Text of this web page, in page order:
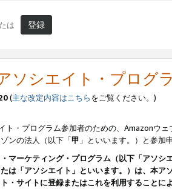
は 登録
ソシエイト・プログ
(主な改定内容はこちらをご覧ください。)
ト・プログラム参加者のための、Amazonウェ
ンの法人（以下「甲 」といいます。）と参加
マーケティング・プログラム（以下「アソ
は「アソシエイト」といいます。）は、本ア
・サイトに登録またはこれを利用することに